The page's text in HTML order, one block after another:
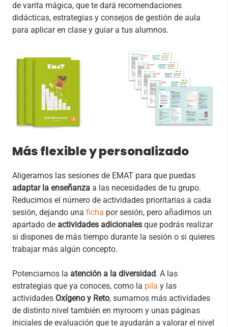
de varita mágica, que te dará recomendaciones
didácticas, estrategias y consejos de gestión de aula
para aplicar en clase y guiar a tus alumnos.
Más flexible y personalizado
Aligeramos las sesiones de EMAT para que puedas
adaptar la enseñanza a las necesidades de tu grupo.
Reducimos el número de actividades prioritarias a cada
sesión, dejando una ficha por sesión, pero añadimos un
apartado de actividades adicionales que podrás realizar
si dispones de más tiempo durante la sesión o si quieres
trabajar más algún concepto.
Potenciamos la atención a la diversidad. A las
estrategias que ya conoces, como la pila y las
actividades Oxígeno y Reto, sumamos más actividades
de distinto nivel también en myroom y unas páginas
iniciales de evaluación que te ayudarán a valorar el nivel